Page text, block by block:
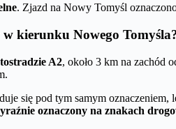
. Zjazd na Nowy Tomyśl
kierunku Nowego
A2, około 3 km na zachód
się pod tym samym
oznaczony na znakach